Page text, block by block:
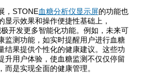
，STONE血糖分析仪显示屏的功能也
显示效果和操作便捷性基础上，
开发更多智能化功能。例如，未来可
监测功能，如实时提醒用户进行血糖
结果提供个性化的健康建议。这些功
升用户体验，使血糖监测不仅仅停留
而是实现全面的健康管理。